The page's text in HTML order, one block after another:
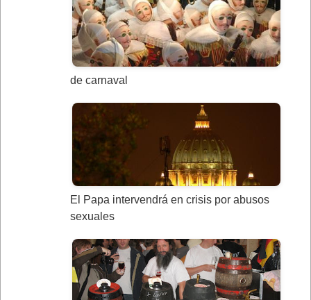
de carnaval
El Papa intervendrá en crisis por abusos
sexuales